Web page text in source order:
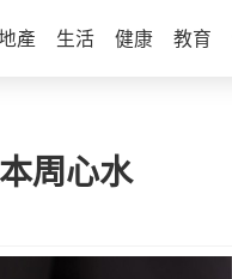
產 生活 健康 教育
周心水